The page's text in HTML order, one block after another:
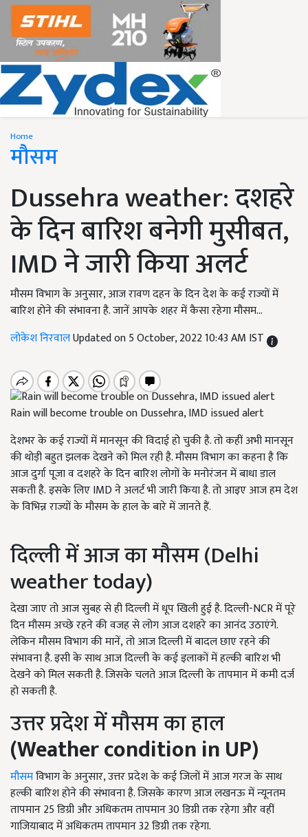
Home
मौसम
Dussehra weather: दशहरे
के दिन बारिश बनेगी मुसीबत,
IMD ने जारी किया अलर्ट
मौसम विभाग के अनुसार, आज रावण दहन के दिन देश के कई राज्यों में
बारिश होने की संभावना है. जानें आपके शहर में कैसा रहेगा मौसम...
लोकेश निरवालUpdated on 5 October, 2022 10:43 AM IST
Rain will become trouble on Dussehra, IMD issued alert
देशभर के कई राज्यों में मानसून की विदाई हो चुकी है. तो कहीं अभी मानसून
की थोड़ी बहुत झलक देखने को मिल रही है. मौसम विभाग का कहना है कि
आज दुर्गा पूजा व दशहरे के दिन बारिश लोगों के मनोरंजन में बाधा डाल
सकती है. इसके लिए IMD ने अलर्ट भी जारी किया है. तो आइए आज हम देश
के विभिन्न राज्यों के मौसम के हाल के बारे में जानते हैं.
दिल्ली में आज का मौसम (Delhi
weather today)
देखा जाए तो आज सुबह से ही दिल्ली में धूप खिली हुई है. दिल्ली-NCR में पूरे
दिन मौसम अच्छे रहने की वजह से लोग आज दशहरे का आनंद उठाएंगे.
लेकिन मौसम विभाग की मानें, तो आज दिल्ली में बादल छाए रहने की
संभावना है. इसी के साथ आज दिल्ली के कई इलाकों में हल्की बारिश भी
देखने को मिल सकती है. जिसके चलते आज दिल्ली के तापमान में कमी दर्ज
हो सकती है.
उत्तर प्रदेश में मौसम का हाल
(Weather condition in UP)
मौसमविभाग के अनुसार, उत्तर प्रदेश के कई जिलों में आज गरज के साथ
हल्की बारिश होने की संभावना है. जिसके कारण आज लखनऊ में न्यूनतम
तापमान 25 डिग्री और अधिकतम तापमान 30 डिग्री तक रहेगा और वहीं
गाजियाबाद में अधिकतम तापमान 32 डिग्री तक रहेगा.